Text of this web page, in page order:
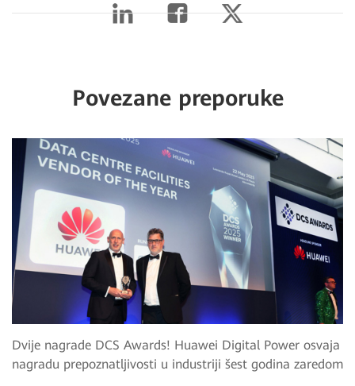
Povezane preporuke
Dvije nagrade DCS Awards! Huawei Digital Power osvaja
nagradu prepoznatljivosti u industriji šest godina zaredom